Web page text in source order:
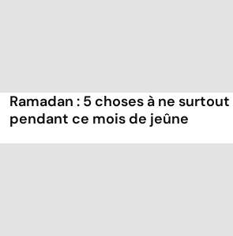
Ramadan : 5 choses à ne
pendant ce mois de jeûne